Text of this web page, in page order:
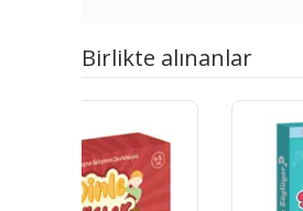
Birlikte alınanlar